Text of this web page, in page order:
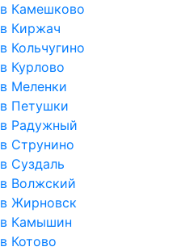
в Камешково
в Киржач
в Кольчугино
в Курлово
в Меленки
в Петушки
в Радужный
в Струнино
в Суздаль
в Волжский
в Жирновск
в Камышин
в Котово